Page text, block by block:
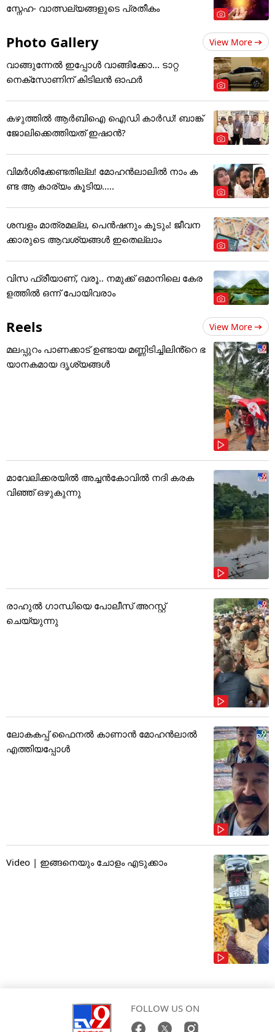
സ്നേഹ- വാത്സല്യങ്ങളുടെ പ്രതീകം
Photo Gallery View More
വാങ്ങുന്നേൽ ഇപ്പോൾ വാങ്ങിക്കോ... ടാറ്റ
നെക്സോണിന് കിടിലൻ ഓഫർ
കഴുത്തില്‍ ആര്‍ബിഐ ഐഡി കാര്‍ഡ്! ബാങ്ക്
ജോലിക്കെത്തിയത് ഇഷാന്‍?
വിമർശിക്കേണ്ടതില്ല! മോഹൻലാലിൽ നാം ക
ണ്ട ആ കാര്യം കൂടിയ.....
ശമ്പളം മാത്രമല്ല, പെൻഷനും കൂടും! ജീവന
ക്കാരുടെ ആവശ്യങ്ങൾ ഇതെല്ലാം
വിസ ഫ്രീയാണ്, വരൂ.. നമുക്ക് ഒമാനിലെ കേര
ളത്തിൽ ഒന്ന് പോയിവരാം
Reels View More
മലപ്പുറം പാണക്കാട് ഉണ്ടായ മണ്ണിടിച്ചിലിൻ്റെ ഭ
യാനകമായ ദൃശ്യങ്ങൾ
മാവേലിക്കരയിൽ അച്ചൻകോവിൽ നദി കരക
വിഞ്ഞ് ഒഴുകുന്നു
രാഹുൽ ഗാന്ധിയെ പോലീസ് അറസ്റ്റ്
ചെയ്യുന്നു
ലോകകപ്പ് ഫൈനൽ കാണാൻ മോഹൻലാൽ
എത്തിയപ്പോൾ
Video | ഇങ്ങനെയും ചോളം എടുക്കാം
FOLLOW US ON